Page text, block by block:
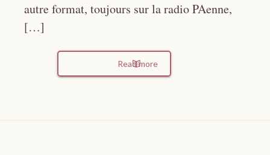
autre format, toujours sur la radio PAenne,
[…]
Read more